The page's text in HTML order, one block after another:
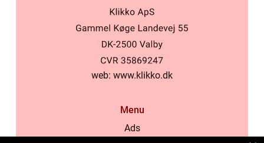
web: www.klikko.dk
Menu
Ads